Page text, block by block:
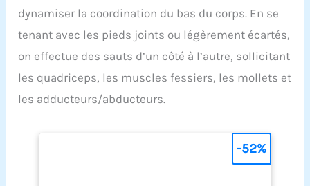
dynamiser la coordination du bas du corps. En se
tenant avec les pieds joints ou légèrement écartés,
on effectue des sauts d’un côté à l’autre, sollicitant
les quadriceps, les muscles fessiers, les mollets et
les adducteurs/abducteurs.
-52%